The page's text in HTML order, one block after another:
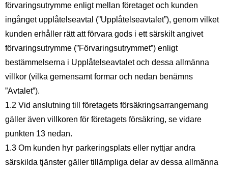
förvaringsutrymme enligt mellan företaget och kunden
ingånget upplåtelseavtal (”Upplåtelseavtalet”), genom vilket
kunden erhåller rätt att förvara gods i ett särskilt angivet
förvaringsutrymme (”Förvaringsutrymmet”) enligt
bestämmelserna i Upplåtelseavtalet och dessa allmänna
villkor (vilka gemensamt formar och nedan benämns
”Avtalet”).
1.2 Vid anslutning till företagets försäkringsarrangemang
gäller även villkoren för företagets försäkring, se vidare
punkten 13 nedan.
1.3 Om kunden hyr parkeringsplats eller nyttjar andra
särskilda tjänster gäller tillämpliga delar av dessa allmänna